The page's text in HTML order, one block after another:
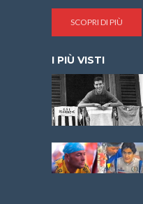
SCOPRI DI PIÙ
I PIÙ VISTI